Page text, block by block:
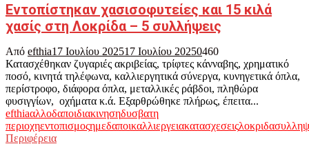
Εντοπίστηκαν χασισοφυτείες και 15 κιλά
χασίς στη Λοκρίδα – 5 συλλήψεις
Από efthia17 Ιουλίου 202517 Ιουλίου 20250460
Κατασχέθηκαν ζυγαριές ακριβείας, τρίφτες κάνναβης, χρηματικό
ποσό, κινητά τηλέφωνα, καλλιεργητικά σύνεργα, κυνηγετικά όπλα,
περίστροφο, διάφορα όπλα, μεταλλικές ράβδοι, πληθώρα
φυσιγγίων, οχήματα κ.ά. Εξαρθρώθηκε πλήρως, έπειτα...
efthiaαλλοδαποιδιακινησηδυσβατη
περιοχηεντοπισμοςημεδαποικαλλιεργειακατασχεσειςλοκριδα
Περιφέρεια